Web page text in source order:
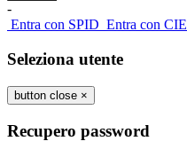
-
Entra con SPID Entra con CIE
Seleziona utente
button close ×
Recupero password